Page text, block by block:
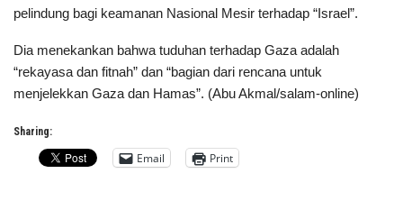
pelindung bagi keamanan Nasional Mesir terhadap “Israel”.
Dia menekankan bahwa tuduhan terhadap Gaza adalah
“rekayasa dan fitnah” dan “bagian dari rencana untuk
menjelekkan Gaza dan Hamas”. (Abu Akmal/salam-online)
Sharing:
Email Print